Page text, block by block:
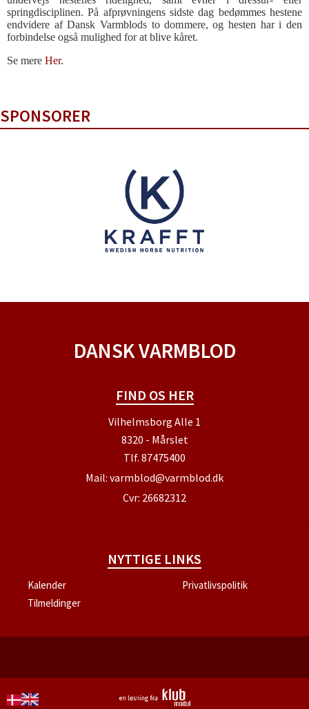
springdisciplinen. På afprøvningens sidste dag bedømmes hestene
endvidere af Dansk Varmblods to dommere, og hesten har i den
forbindelse også mulighed for at blive kåret.
Se mere Her.
SPONSORER
DANSK VARMBLOD
FIND OS HER
Vilhelmsborg Alle 1
8320 - Mårslet
Tlf. 87475400
Mail: varmblod@varmblod.dk
Cvr: 26682312
NYTTIGE LINKS
Kalender
Privatlivspolitik
Tilmeldinger